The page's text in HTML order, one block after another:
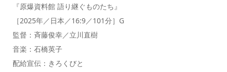
『原爆資料館 語り継ぐものたち』
［2025年／日本／16:9／101分］G
監督：⻫藤俊幸／⽴川直樹
⾳楽：⽯橋英⼦
配給宣伝：きろくびと